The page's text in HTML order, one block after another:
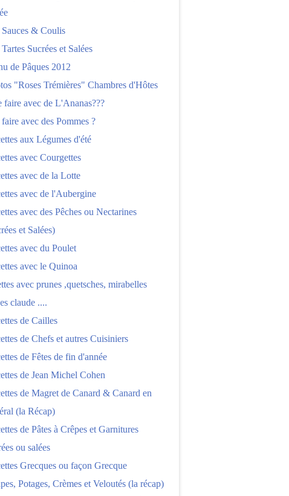
& Coulis
Sucrées et Salées
de Pâques 2012
"Roses Trémières" Chambres d'Hôtes
faire avec de L'Ananas???
avec des Pommes ?
aux Légumes d'été
avec Courgettes
avec de la Lotte
avec de l'Aubergine
avec des Pêches ou Nectarines
et Salées)
avec du Poulet
avec le Quinoa
avec prunes ,quetsches, mirabelles
claude ....
de Cailles
de Chefs et autres Cuisiniers
de Fêtes de fin d'année
de Jean Michel Cohen
de Magret de Canard & Canard en
(la Récap)
de Pâtes à Crêpes et Garnitures
ou salées
Grecques ou façon Grecque
Potages, Crèmes et Veloutés (la récap)